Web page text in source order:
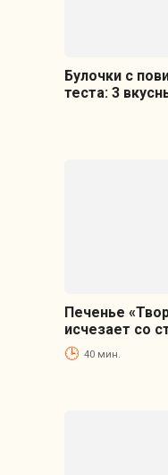
Булочки с
теста: 3
Печенье
исчезает со
40 мин.